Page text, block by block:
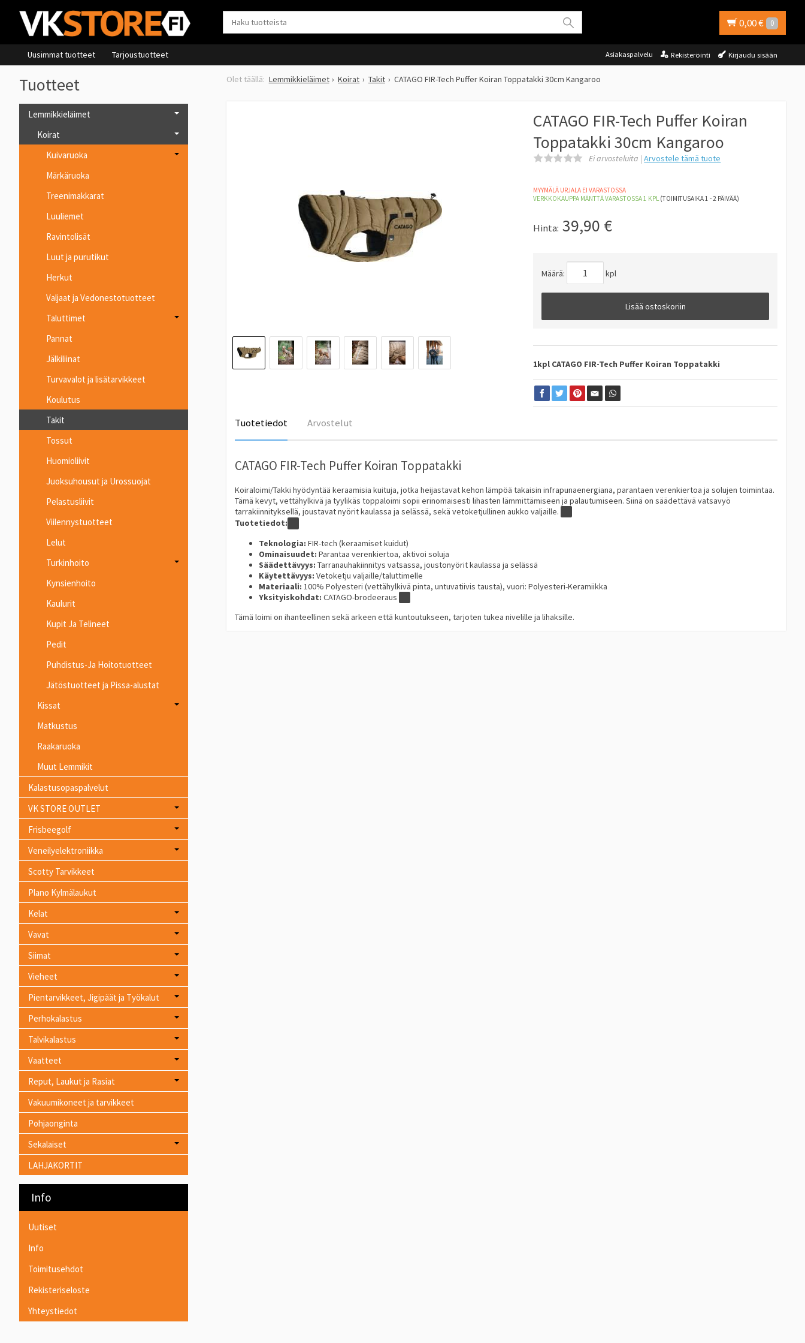
0,00 € 0
Uusimmat tuotteet Tarjoustuotteet Asiakaspalvelu Rekisteröinti Kirjaudu sisään
Lemmikkieläimet Koirat Takit CATAGO FIR-Tech Puffer Koiran Toppatakki 30cm Kangaroo
CATAGO FIR-Tech Puffer Koiran
Toppatakki 30cm Kangaroo
Ei arvosteluita |Arvosteletämä tuote
MYYMÄLÄ URJALA EI VARASTOSSA
VERKKOKAUPPA MÄNTTÄVARASTOSSA 1 KPL(TOIMITUSAIKA 1 - 2 PÄIVÄÄ)
Hinta: 39,90 €
Määrä: kpl
Lisää ostoskoriin
1kpl CATAGO FIR-Tech Puffer Koiran Toppatakki
Tuotetiedot Arvostelut
CATAGO FIR-Tech Puffer Koiran Toppatakki
Koiraloimi/Takki hyödyntää keraamisia kuituja, jotka heijastavat kehon lämpöä takaisin infrapunaenergiana, parantaen verenkiertoa ja solujen toimintaa.
Tämä kevyt, vettähylkivä ja tyylikäs toppaloimi sopii erinomaisesti lihasten lämmittämiseen ja palautumiseen. Siinä on säädettävä vatsavyö
tarrakiinnityksellä, joustavat nyörit kaulassa ja selässä, sekä vetoketjullinen aukko valjaille.
Tuotetiedot:
Teknologia: FIR-tech (keraamiset kuidut)
Ominaisuudet: Parantaa verenkiertoa, aktivoi soluja
Säädettävyys: Tarranauhakiinnitys vatsassa, joustonyörit kaulassa ja selässä
Käytettävyys: Vetoketju valjaille/taluttimelle
Materiaali: 100% Polyesteri (vettähylkivä pinta, untuvatiivis tausta), vuori: Polyesteri-Keramiikka
Yksityiskohdat: CATAGO-brodeeraus
Tämä loimi on ihanteellinen sekä arkeen että kuntoutukseen, tarjoten tukea nivelille ja lihaksille.
Tuotteet
Lemmikkieläimet
Koirat
Kuivaruoka
Märkäruoka
Treenimakkarat
Luuliemet
Ravintolisät
Luut ja purutikut
Herkut
Valjaat ja Vedonestotuotteet
Taluttimet
Pannat
Jälkiliinat
Turvavalot ja lisätarvikkeet
Koulutus
Takit
Tossut
Huomioliivit
Juoksuhousut ja Urossuojat
Pelastusliivit
Viilennystuotteet
Lelut
Turkinhoito
Kynsienhoito
Kaulurit
Kupit Ja Telineet
Pedit
Puhdistus-Ja Hoitotuotteet
Jätöstuotteet ja Pissa-alustat
Kissat
Matkustus
Raakaruoka
Muut Lemmikit
Kalastusopaspalvelut
VK STORE OUTLET
Frisbeegolf
Veneilyelektroniikka
Scotty Tarvikkeet
Plano Kylmälaukut
Kelat
Vavat
Siimat
Vieheet
Pientarvikkeet, Jigipäät ja Työkalut
Perhokalastus
Talvikalastus
Vaatteet
Reput, Laukut ja Rasiat
Vakuumikoneet ja tarvikkeet
Pohjaonginta
Sekalaiset
LAHJAKORTIT
Info
Uutiset
Info
Toimitusehdot
Rekisteriseloste
Yhteystiedot